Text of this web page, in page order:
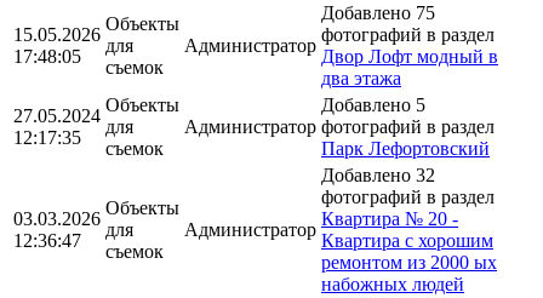
15.05.2026
17:48:05
Объекты
для
съемок
Администратор
Добавлено 75
фотографий в раздел
Двор Лофт модный в
два этажа
27.05.2024
12:17:35
Объекты
для
съемок
Администратор
Добавлено 5
фотографий в раздел
Парк Лефортовский
03.03.2026
12:36:47
Объекты
для
съемок
Администратор
Добавлено 32
фотографий в раздел
Квартира № 20 -
Квартира с хорошим
ремонтом из 2000 ых
набожных людей